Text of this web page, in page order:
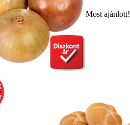
Most ajánlott!